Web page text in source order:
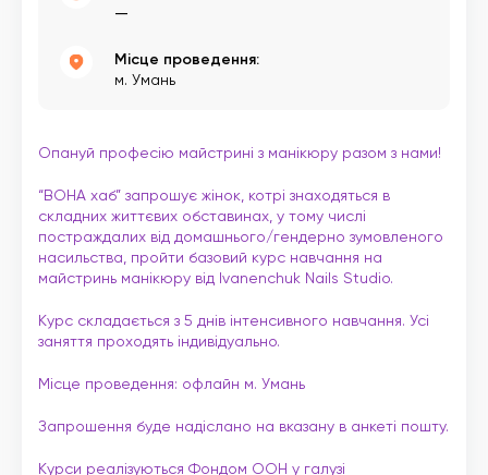
—
Місце проведення:
м. Умань
Опануй професію майстрині з манікюру разом з нами!
“ВОНА хаб” запрошує жінок, котрі знаходяться в
складних життєвих обставинах, у тому числі
постраждалих від домашнього/гендерно зумовленого
насильства, пройти базовий курс навчання на
майстринь манікюру від Ivanenchuk Nails Studio.
Курс складається з 5 днів інтенсивного навчання. Усі
заняття проходять індивідуально.
Місце проведення: офлайн м. Умань
Запрошення буде надіслано на вказану в анкеті пошту.
Курси реалізуються Фондом ООН у галузі